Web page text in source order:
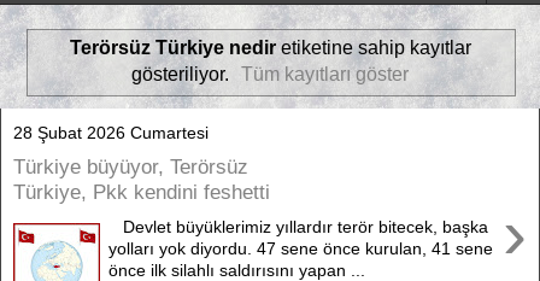
Terörsüz Türkiye nediretiketine sahip kayıtlar
gösteriliyor.
Tüm kayıtları göster
28 Şubat 2026 Cumartesi
Türkiye büyüyor, Terörsüz
Türkiye, Pkk kendini feshetti
›
Devlet büyüklerimiz yıllardır terör bitecek, başka
yolları yok diyordu. 47 sene önce kurulan, 41 sene
önce ilk silahlı saldırısını yapan ...